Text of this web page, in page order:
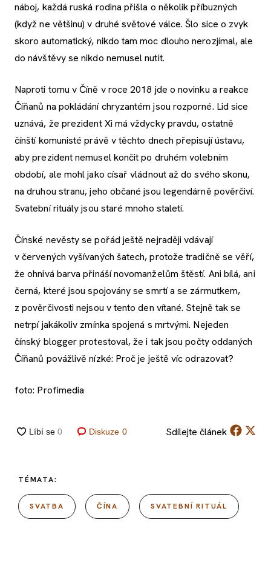
náboj, každá ruská rodina přišla o několik příbuzných
(když ne většinu) v druhé světové válce. Šlo sice o zvyk
skoro automatický, nikdo tam moc dlouho nerozjímal, ale
do návštěvy se nikdo nemusel nutit.
Naproti tomu v Číně v roce 2018 jde o novinku a reakce
Číňanů na pokládání chryzantém jsou rozporné. Lid sice
uznává, že prezident Xi má vždycky pravdu, ostatně
čínští komunisté právě v těchto dnech přepisují ústavu,
aby prezident nemusel končit po druhém volebním
období, ale mohl jako císař vládnout až do svého skonu,
na druhou stranu, jeho občané jsou legendárně pověrčiví.
Svatební rituály jsou staré mnoho staletí.
Čínské nevěsty se pořád ještě nejraději vdávají
v červených vyšívaných šatech, protože tradičně se věří,
že ohnivá barva přináší novomanželům štěstí. Ani bílá, ani
černá, které jsou spojovány se smrtí a se zármutkem,
z pověrčivosti nejsou v tento den vítané. Stejně tak se
netrpí jakákoliv zmínka spojená s mrtvými. Nejeden
čínský blogger protestoval, že i tak jsou počty oddaných
Číňanů povážlivě nízké: Proč je ještě víc odrazovat?
foto: Profimedia
Diskuze 0 Sdílejte článek
TÉMATA:
SVATBA ČÍNA SVATEBNÍ RITUÁL